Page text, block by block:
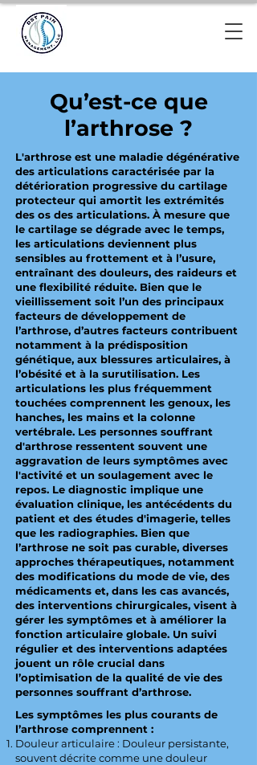
Qu’est-ce que
l’arthrose ?
L'arthrose est une maladie dégénérative
des articulations caractérisée par la
détérioration progressive du cartilage
protecteur qui amortit les extrémités
des os des articulations. À mesure que
le cartilage se dégrade avec le temps,
les articulations deviennent plus
sensibles au frottement et à l’usure,
entraînant des douleurs, des raideurs et
une flexibilité réduite. Bien que le
vieillissement soit l’un des principaux
facteurs de développement de
l’arthrose, d’autres facteurs contribuent
notamment à la prédisposition
génétique, aux blessures articulaires, à
l’obésité et à la surutilisation. Les
articulations les plus fréquemment
touchées comprennent les genoux, les
hanches, les mains et la colonne
vertébrale. Les personnes souffrant
d'arthrose ressentent souvent une
aggravation de leurs symptômes avec
l'activité et un soulagement avec le
repos. Le diagnostic implique une
évaluation clinique, les antécédents du
patient et des études d'imagerie, telles
que les radiographies. Bien que
l’arthrose ne soit pas curable, diverses
approches thérapeutiques, notamment
des modifications du mode de vie, des
médicaments et, dans les cas avancés,
des interventions chirurgicales, visent à
gérer les symptômes et à améliorer la
fonction articulaire globale. Un suivi
régulier et des interventions adaptées
jouent un rôle crucial dans
l’optimisation de la qualité de vie des
personnes souffrant d’arthrose.
Les symptômes les plus courants de
l’arthrose comprennent :
Douleur articulaire : Douleur persistante,
souvent décrite comme une douleur